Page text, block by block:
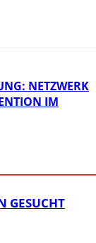
NETZWERK
IM
GESUCHT